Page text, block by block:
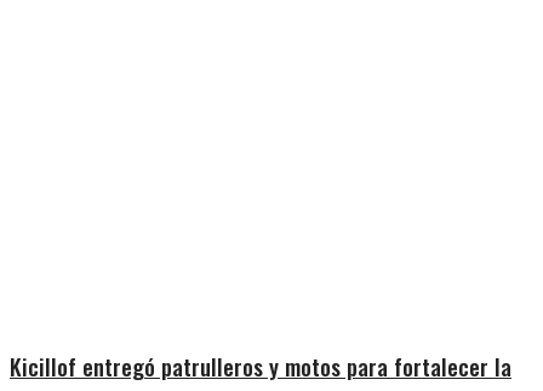
Kicillof entregó patrulleros y motos para fortalecer la